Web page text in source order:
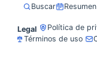
Buscar
Legal
Política de
Términos de uso